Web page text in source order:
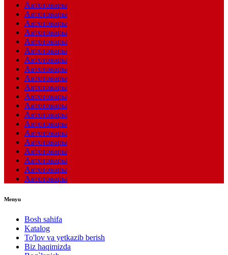
Автотовары
Автотовары
Автотовары
Автотовары
Автотовары
Автотовары
Автотовары
Автотовары
Автотовары
Автотовары
Автотовары
Автотовары
Автотовары
Автотовары
Автотовары
Автотовары
Автотовары
Автотовары
Автотовары
Автотовары
Menyu
Bosh sahifa
Katalog
To'lov va yetkazib berish
Biz haqimizda